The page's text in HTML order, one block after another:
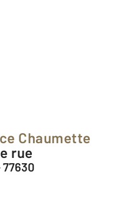
Chaumette
rue
77630